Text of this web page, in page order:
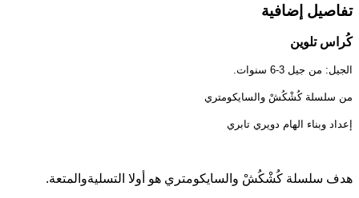
تفاصيل إضافية
كُراس تلوين
الجيل: من جيل 3-6 سنوات.
من سلسلة كُشْكُشْ والسايكومتري
إعداد وبناء الهام دويري تابري
هدف سلسلة كُشْكُشْ والسايكومتري هو أولا التسليةوالمتعة.